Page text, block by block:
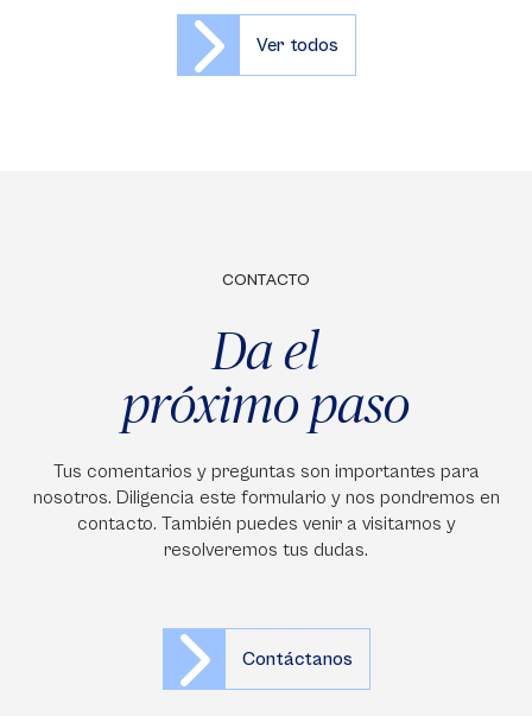
Ver todos
CONTACTO
Da el
próximo paso
Tus comentarios y preguntas son importantes para
nosotros. Diligencia este formulario y nos pondremos en
contacto. También puedes venir a visitarnos y
resolveremos tus dudas.
Contáctanos